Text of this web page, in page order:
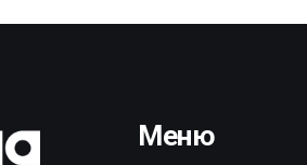
Меню